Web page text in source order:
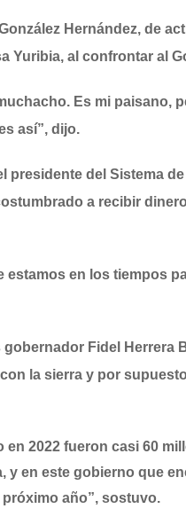
Hernández, de
Yuribia, al confrontar al
Es mi paisano,
así”, dijo.
del Sistema
a recibir
estamos en los tiempos
Fidel Herrera
la sierra y por
2022 fueron casi 60
en este gobierno que
año”, sostuvo.